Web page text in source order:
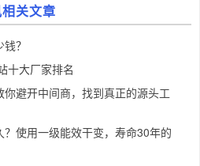
关文章
？
十大厂家排名
避开中间商，找到真正的源头工
使用一级能效干变，寿命30年的